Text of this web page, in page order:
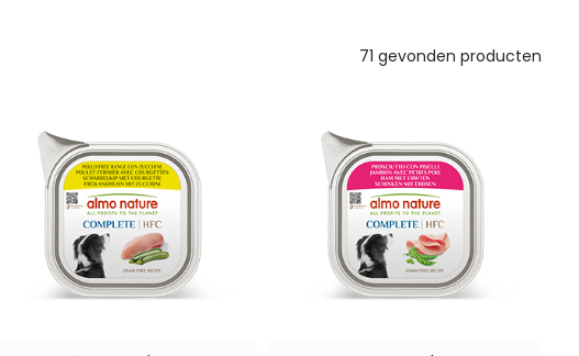
71 gevonden producten